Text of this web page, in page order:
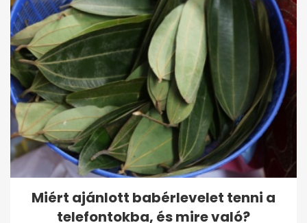
Miért ajánlott babérlevelet tenni a
telefontokba, és mire való?